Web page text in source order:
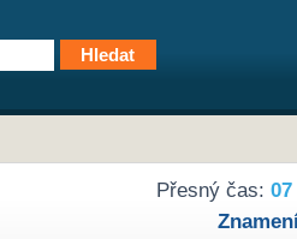
Přesný čas: 07